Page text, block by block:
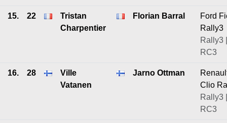
15. 22
Tristan
Charpentier
Florian Barral
Ford
Rally3
Rally3 |
RC3
16. 28
Ville
Vatanen
Jarno Ottman
Clio
Rally3 |
RC3